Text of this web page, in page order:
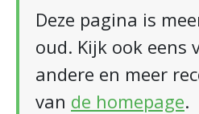
Deze pagina is
oud. Kijk ook eens
andere en meer
van de homepage.